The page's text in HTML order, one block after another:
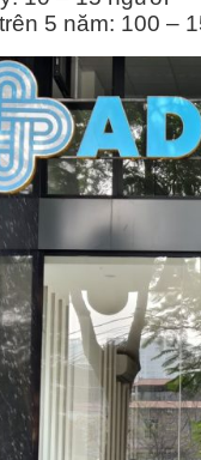
5 năm: 100 –